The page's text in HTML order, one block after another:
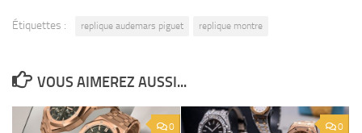
Étiquettes : replique audemars piguet replique montre
VOUS AIMEREZ AUSSI...
0 0